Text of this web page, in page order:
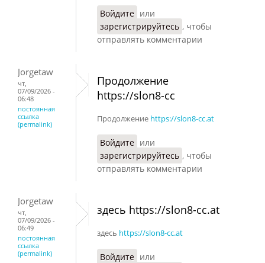
Войдите или
зарегистрируйтесь , чтобы
отправлять комментарии
Jorgetaw
чт,
07/09/2026 -
06:48
постоянная
ссылка
(permalink)
Продолжение
https://slon8-cc
Продолжение https://slon8-cc.at
Войдите или
зарегистрируйтесь , чтобы
отправлять комментарии
Jorgetaw
чт,
07/09/2026 -
06:49
постоянная
ссылка
(permalink)
здесь https://slon8-cc.at
здесь https://slon8-cc.at
Войдите или